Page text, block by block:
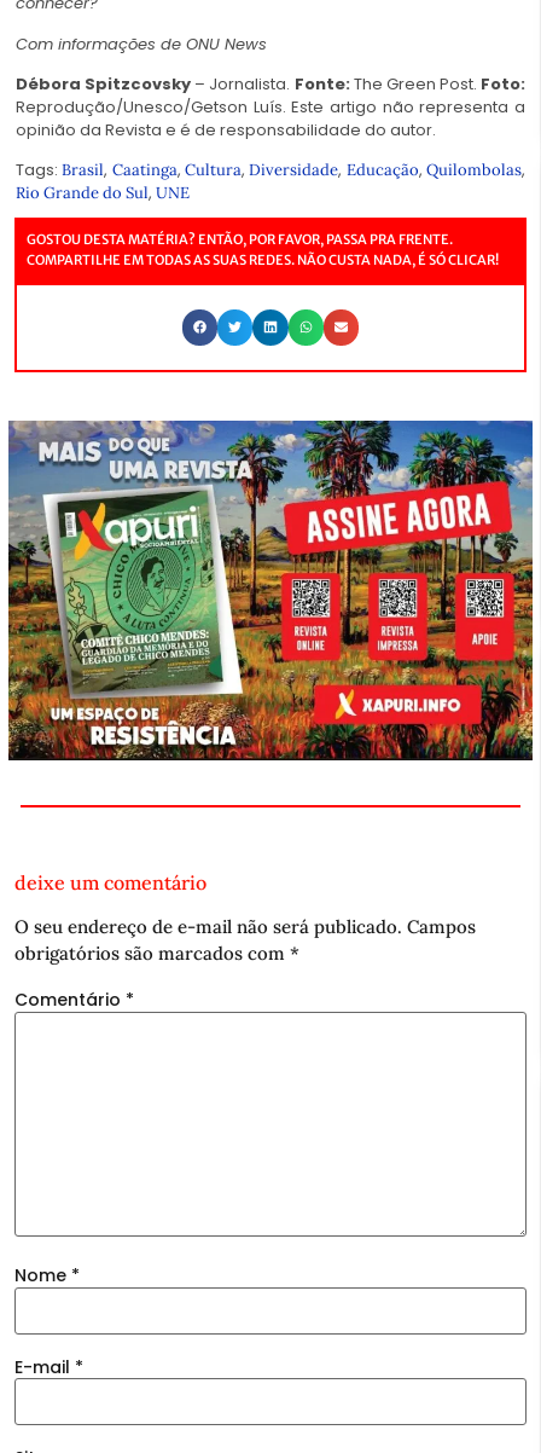
Com informações de ONU News
Débora Spitzcovsky – Jornalista. Fonte: The Green Post. Foto:
Reprodução/Unesco/Getson Luís. Este artigo não representa a
opinião da Revista e é de responsabilidade do autor.
Tags:Brasil, Caatinga,Cultura,Diversidade, Educação,Quilombolas,
Rio Grande do Sul, UNE
GOSTOU DESTA MATÉRIA? ENTÃO, POR FAVOR, PASSA PRA FRENTE.
COMPARTILHE EM TODAS AS SUAS REDES. NÃO CUSTA NADA, É SÓ CLICAR!
deixe um comentário
O seu endereço de e-mail não será publicado. Campos
obrigatórios são marcados com *
Comentário *
Nome *
E-mail *